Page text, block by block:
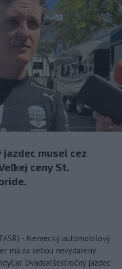
musel cez
ceny St.
- Nemecký automobilový
má za sebou nevydarený
Dvadsaťšesťročný jazdec